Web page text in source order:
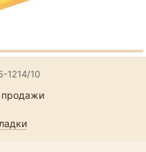
1214/10
продажи